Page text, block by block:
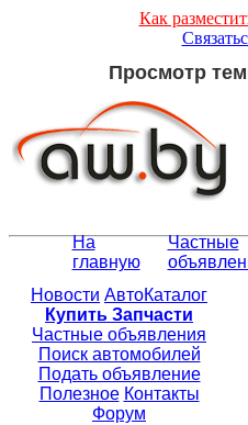
Как
Просмотр
На
главную
Частные
Новости АвтоКаталог
Купить Запчасти
Частные объявления
Поиск автомобилей
Подать объявление
Полезное Контакты
Форум